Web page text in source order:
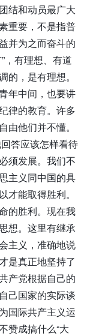
结和动员最广大
重要，不是指普
并为之而奋斗的
，有理想、有道
，是有理想。
年中间，也要讲
律的教育。许多
他们并不懂。
答应该怎样看待
须发展。我们不
主义同中国的具
能取得胜利。
的胜利。现在我
想。这里有继承
主义，准确地说
是真正地坚持了
产党根据自己的
己国家的实际谈
国际共产主义运
赞成搞什么“大